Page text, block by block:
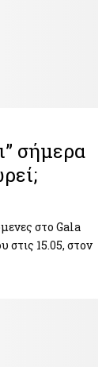
σήμερα
στο Gala
στις 15.05, στον